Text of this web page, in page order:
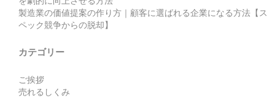
製造業の価値提案の作り方｜顧客に選ばれる企業になる方法【ス
ペック競争からの脱却】
カテゴリー
ご挨拶
売れるしくみ